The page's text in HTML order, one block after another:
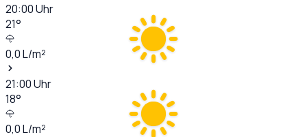
20:00Uhr
21°
0,0L/m²
21:00Uhr
18°
0,0L/m²